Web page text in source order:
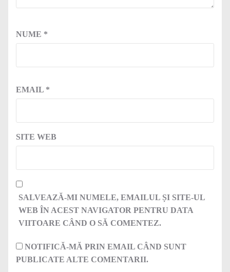
NUME *
EMAIL *
SITE WEB
SALVEAZĂ-MI NUMELE, EMAILUL ȘI SITE-UL
WEB ÎN ACEST NAVIGATOR PENTRU DATA
VIITOARE CÂND O SĂ COMENTEZ.
NOTIFICĂ-MĂ PRIN EMAIL CÂND SUNT
PUBLICATE ALTE COMENTARII.